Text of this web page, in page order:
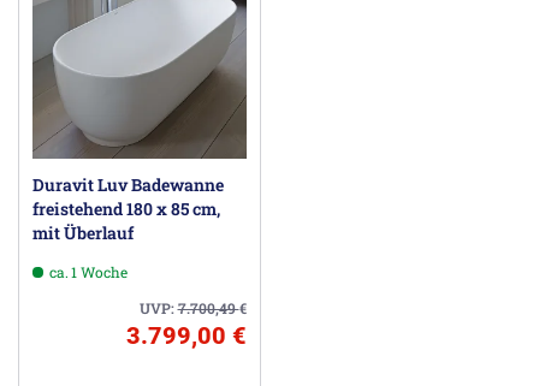
Duravit Luv Badewanne
freistehend 180 x 85 cm,
mit Überlauf
ca. 1 Woche
UVP:7.700,49€
3.799,00 €